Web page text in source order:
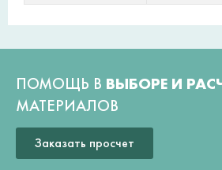
ПОМОЩЬ В ВЫБОРЕ И
МАТЕРИАЛОВ
Заказать просчет